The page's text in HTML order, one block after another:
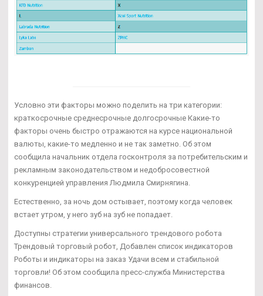
Условно эти факторы можно поделить на три категории:
краткосрочные среднесрочные долгосрочные Какие-то
факторы очень быстро отражаются на курсе национальной
валюты, какие-то медленно и не так заметно. Об этом
сообщила начальник отдела госконтроля за потребительским и
рекламным законодательством и недобросовестной
конкуренцией управления Людмила Смирнягина.
Естественно, за ночь дом остывает, поэтому когда человек
встает утром, у него зуб на зуб не попадает.
Доступны стратегии универсального трендового робота
Трендовый торговый робот, Добавлен список индикаторов
Роботы и индикаторы на заказ Удачи всем и стабильной
торговли! Об этом сообщила пресс-служба Министерства
финансов.